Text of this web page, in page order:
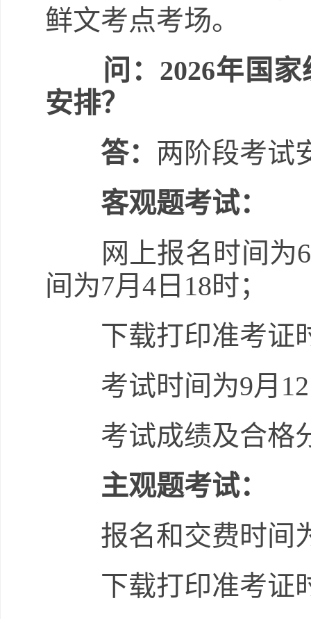
鲜文考点考场。
问：2026年国
安排？
答： 两阶段考试
客观题考试：
网上报名时间为6
间为7月4日18时；
下载打印准考证时
考试时间为9月12
考试成绩及合格分
主观题考试：
报名和交费时间为
下载打印准考证时